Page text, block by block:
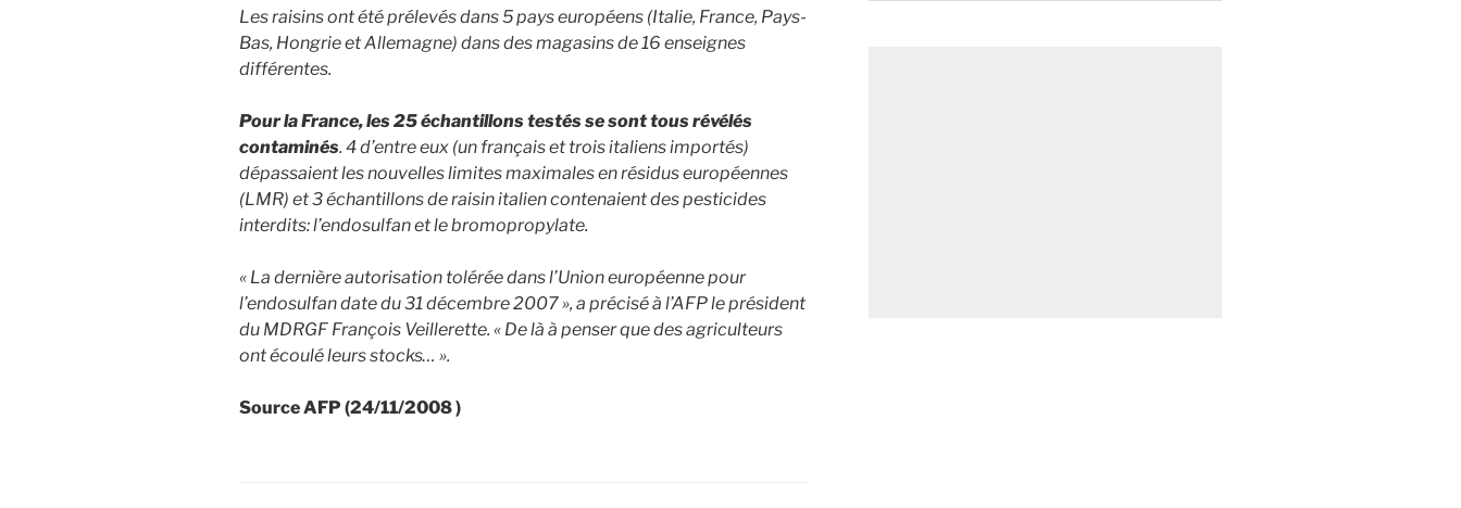
Les raisins ont été prélevés dans 5 pays européens (Italie, France, Pays-
Bas, Hongrie et Allemagne) dans des magasins de 16 enseignes
différentes.
Pour la France, les 25 échantillons testés se sont tous révélés
contaminés. 4 d’entre eux (un français et trois italiens importés)
dépassaient les nouvelles limites maximales en résidus européennes
(LMR) et 3 échantillons de raisin italien contenaient des pesticides
interdits: l’endosulfan et le bromopropylate.
« La dernière autorisation tolérée dans l’Union européenne pour
l’endosulfan date du 31 décembre 2007 », a précisé à l’AFP le président
du MDRGF François Veillerette. « De là à penser que des agriculteurs
ont écoulé leurs stocks… ».
Source AFP (24/11/2008 )